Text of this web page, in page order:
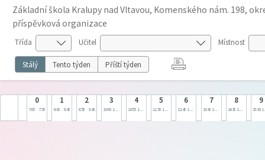
Základní škola Kralupy nad Vltavou, Komenského nám. 198,
příspěvková organizace
Třída Učitel Místnost
Stálý Tento týden Příští týden
0
7:05 7:50
1
8:00 8:45
2
8:55 9:40
3
10:00 10:45
4
10:55 11:40
5
11:50 12:35
6
12:45 13:30
7
13:40 14:25
8
14:35 15:20
9
15:30